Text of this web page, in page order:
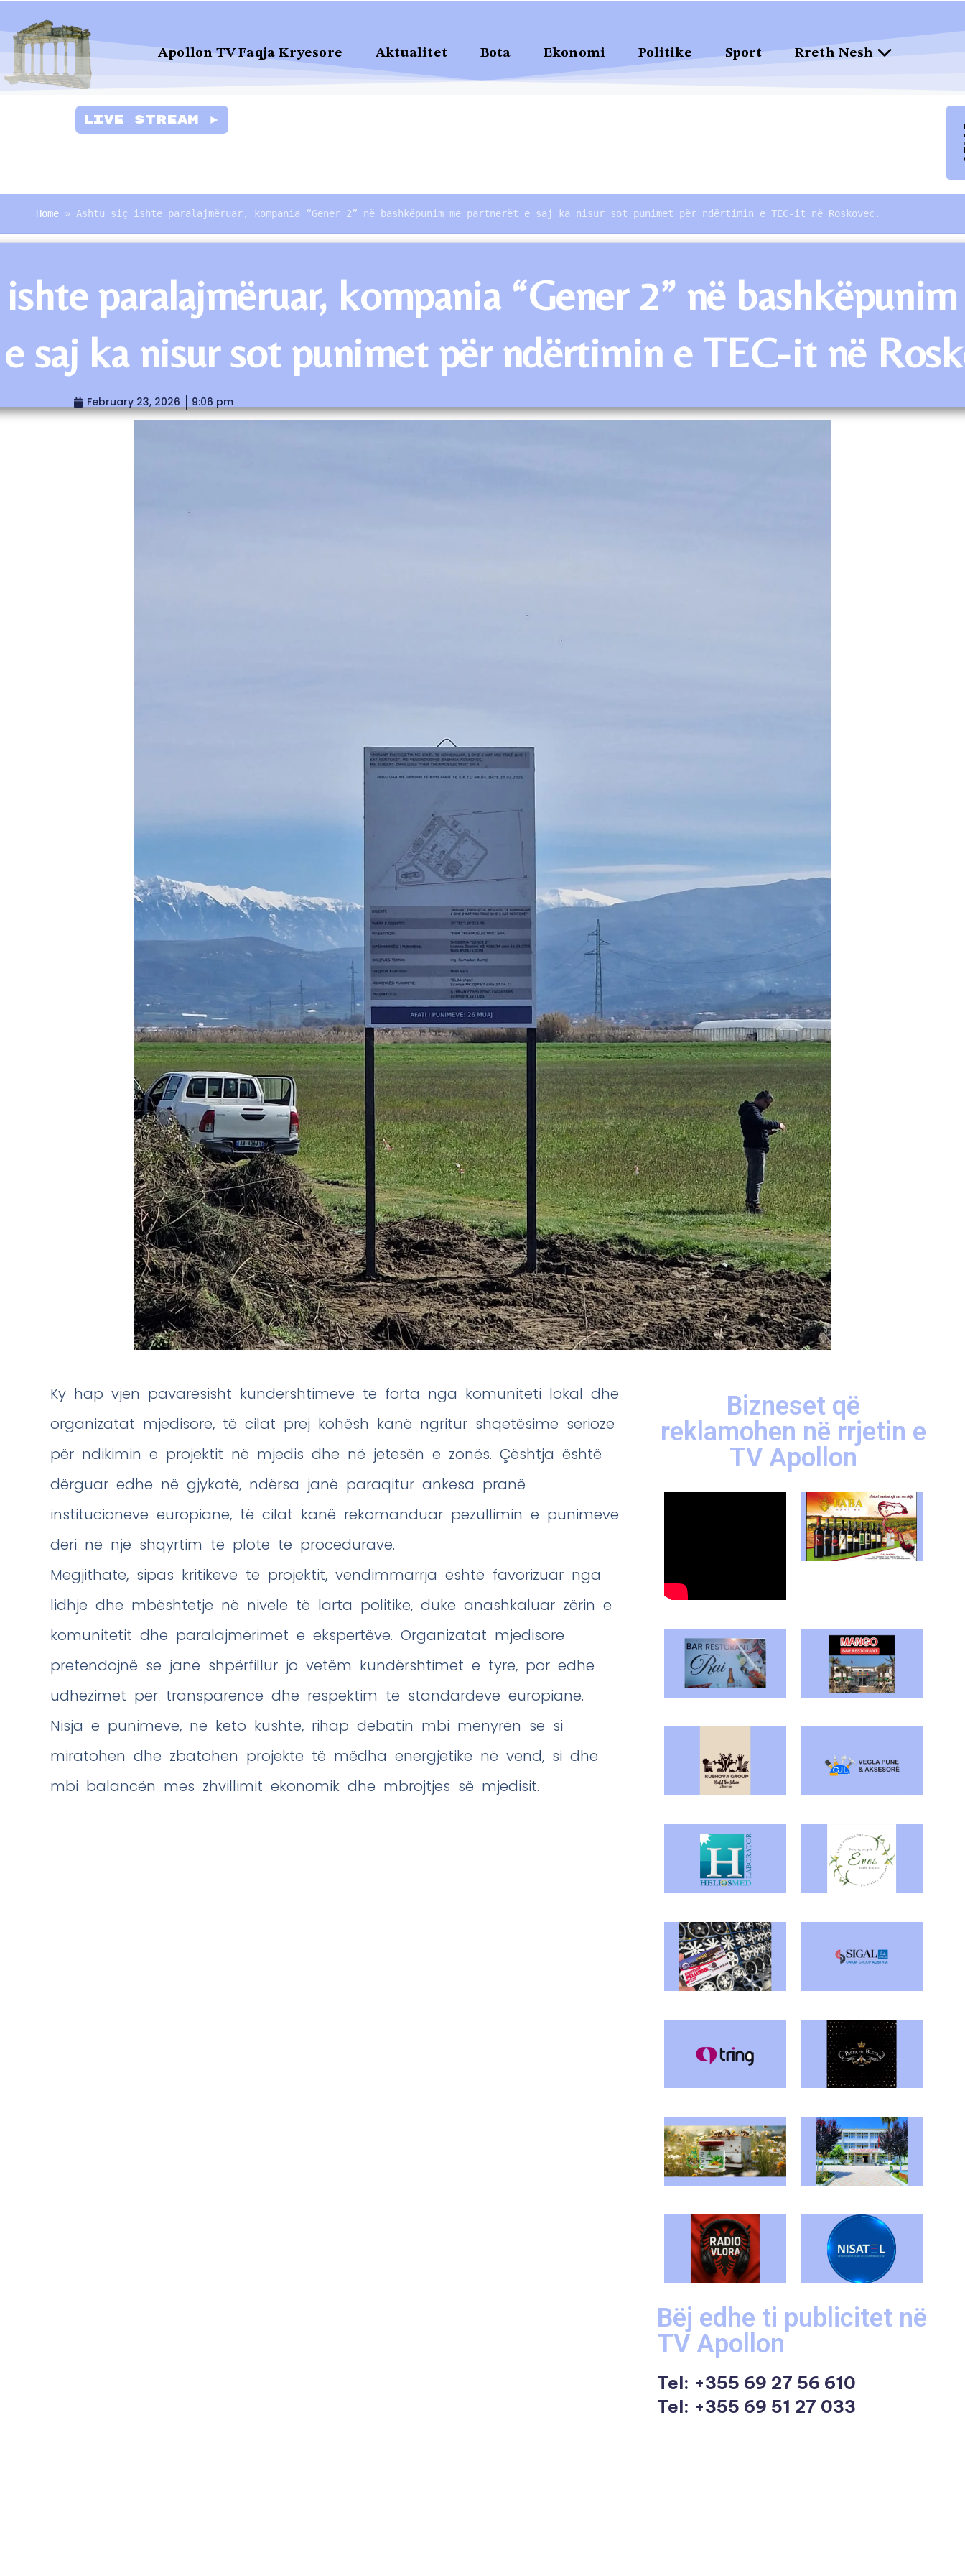
Apollon TV Faqja Kryesore Aktualitet Bota Ekonomi Politike Sport Rreth Nesh
Live Stream ►
Home » Ashtu siç ishte paralajmëruar, kompania “Gener 2” në bashkëpunim me partnerët e saj ka nisur sot punimet për ndërtimin e TEC-it në Roskovec.
paralajmëruar, kompania “Gener 2” në
saj ka nisur sot punimet për ndërtimin e TEC-it në
February 23, 2026 9:06 pm
Ky hap vjen pavarësisht kundërshtimeve të forta nga komuniteti lokal dhe
organizatat mjedisore, të cilat prej kohësh kanë ngritur shqetësime serioze
për ndikimin e projektit në mjedis dhe në jetesën e zonës. Çështja është
dërguar edhe në gjykatë, ndërsa janë paraqitur ankesa pranë
institucioneve europiane, të cilat kanë rekomanduar pezullimin e punimeve
deri në një shqyrtim të plotë të procedurave.
Megjithatë, sipas kritikëve të projektit, vendimmarrja është favorizuar nga
lidhje dhe mbështetje në nivele të larta politike, duke anashkaluar zërin e
komunitetit dhe paralajmërimet e ekspertëve. Organizatat mjedisore
pretendojnë se janë shpërfillur jo vetëm kundërshtimet e tyre, por edhe
udhëzimet për transparencë dhe respektim të standardeve europiane.
Nisja e punimeve, në këto kushte, rihap debatin mbi mënyrën se si
miratohen dhe zbatohen projekte të mëdha energjetike në vend, si dhe
mbi balancën mes zhvillimit ekonomik dhe mbrojtjes së mjedisit.
Bizneset që
reklamohen në rrjetin e
TV Apollon
Bëj edhe ti publicitet në
TV Apollon
Tel: +355 69 27 56 610
Tel: +355 69 51 27 033